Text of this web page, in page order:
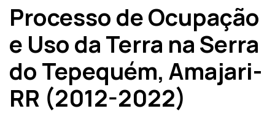
Processo de Ocupação
e Uso da Terra na Serra
do Tepequém, Amajari-
RR (2012-2022)